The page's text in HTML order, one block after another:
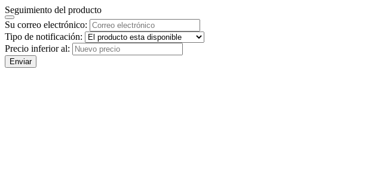
Seguimiento del producto
Su correo electrónico:
Tipo de notificación:
Precio inferior al:
Enviar